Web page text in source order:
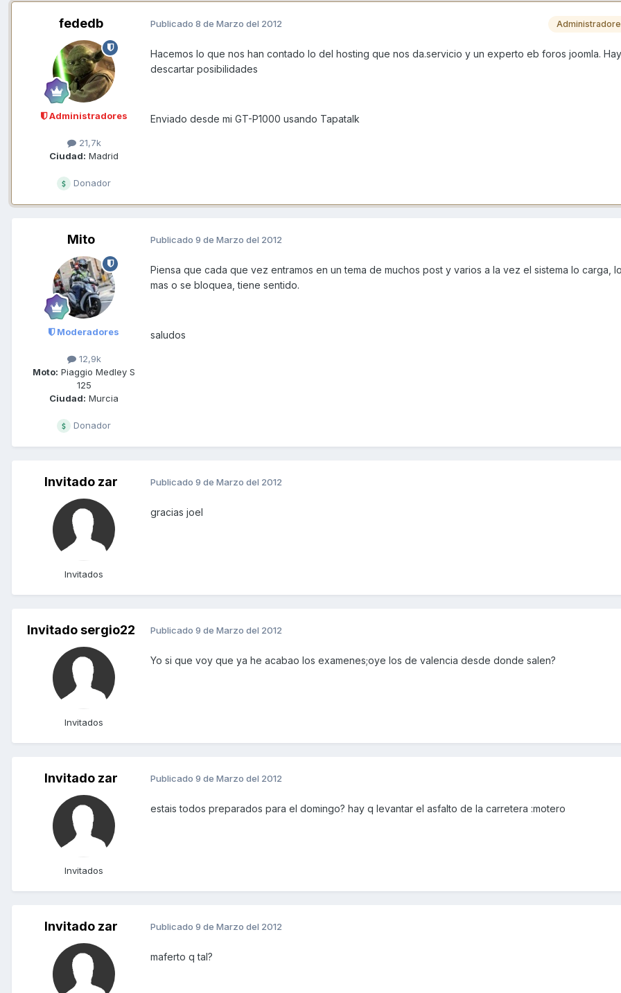
fededb
Administradores
21,7k
Ciudad: Madrid
Donador
Publicado 8 de Marzo del 2012
Hacemos lo que nos han contado lo del hosting que nos da.servicio y un experto eb foros joomla.
descartar posibilidades
Enviado desde mi GT-P1000 usando Tapatalk
Mito
Moderadores
12,9k
Moto: Piaggio Medley S
125
Ciudad: Murcia
Donador
Publicado 9 de Marzo del 2012
Piensa que cada que vez entramos en un tema de muchos post y varios a la vez el sistema lo carga,
mas o se bloquea, tiene sentido.
saludos
Invitado zar
Invitados
Publicado 9 de Marzo del 2012
gracias joel
Invitado sergio22
Invitados
Publicado 9 de Marzo del 2012
Yo si que voy que ya he acabao los examenes;oye los de valencia desde donde salen?
Invitado zar
Invitados
Publicado 9 de Marzo del 2012
estais todos preparados para el domingo? hay q levantar el asfalto de la carretera :motero
Invitado zar Publicado 9 de Marzo del 2012
maferto q tal?